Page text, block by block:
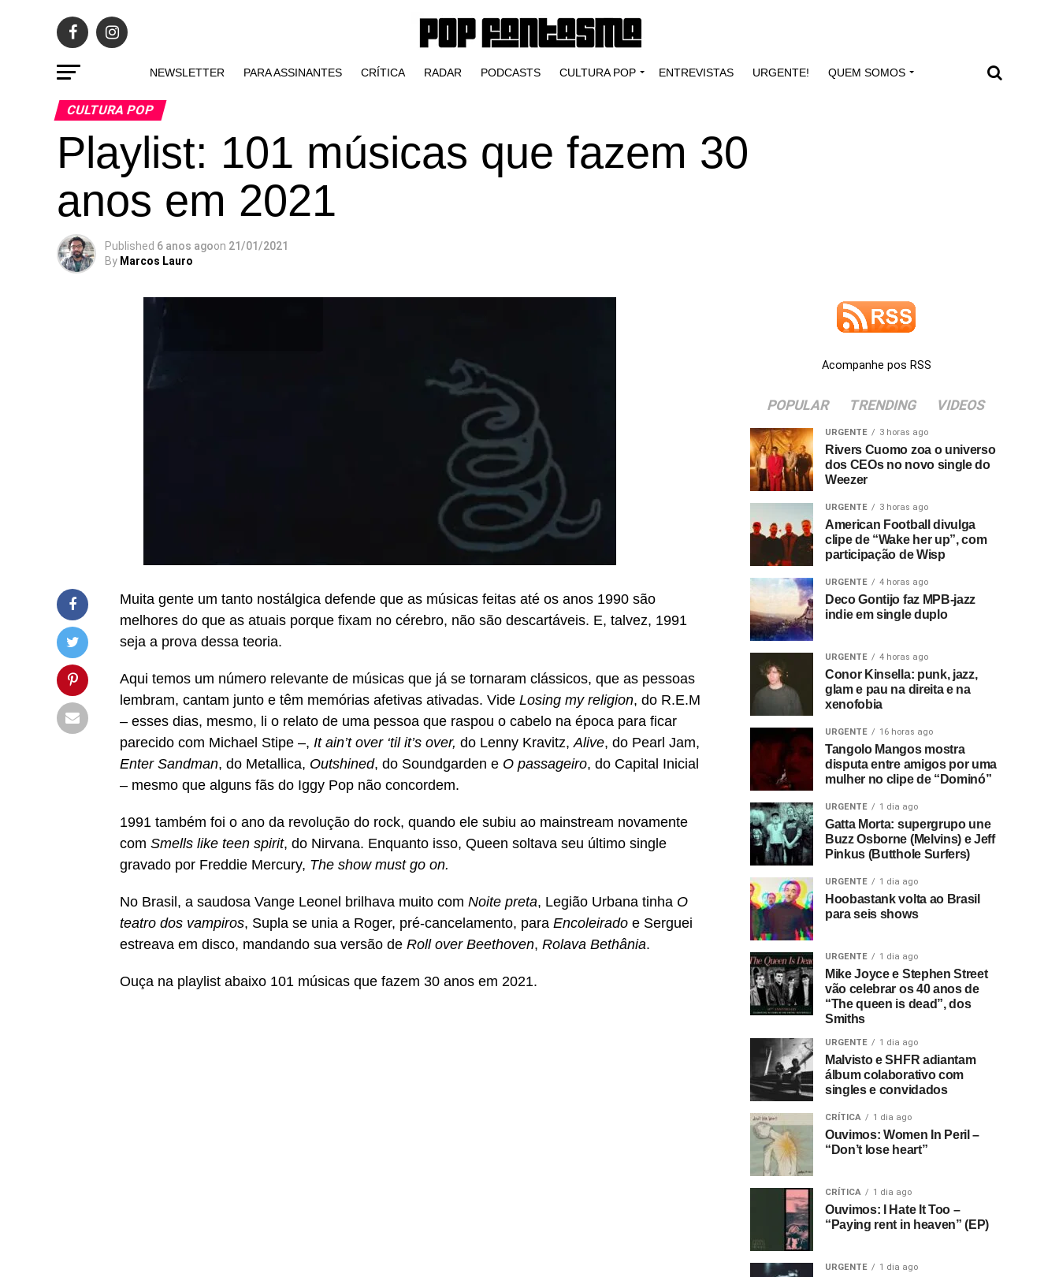
NEWSLETTER PARA ASSINANTES CRÍTICA RADAR PODCASTS CULTURA POP ENTREVISTAS URGENTE! QUEM SOMOS
CULTURA POP
Playlist: 101 músicas que fazem 30
anos em 2021
Published 6 anos agoon 21/01/2021
By Marcos Lauro
Muita gente um tanto nostálgica defende que as músicas feitas até os anos 1990 são
melhores do que as atuais porque fixam no cérebro, não são descartáveis. E, talvez, 1991
seja a prova dessa teoria.
Aqui temos um número relevante de músicas que já se tornaram clássicos, que as pessoas
lembram, cantam junto e têm memórias afetivas ativadas. Vide Losing my religion, do R.E.M
– esses dias, mesmo, li o relato de uma pessoa que raspou o cabelo na época para ficar
parecido com Michael Stipe –, It ain’t over ‘til it’s over, do Lenny Kravitz,Alive, do Pearl Jam,
Enter Sandman, do Metallica, Outshined, do Soundgarden e O passageiro, do Capital Inicial
– mesmo que alguns fãs do Iggy Pop não concordem.
1991 também foi o ano da revolução do rock, quando ele subiu ao mainstream novamente
com Smells like teen spirit, do Nirvana. Enquanto isso, Queen soltava seu último single
gravado por Freddie Mercury, The show must go on.
No Brasil, a saudosa Vange Leonel brilhava muito com Noite preta, Legião Urbana tinha O
teatro dos vampiros, Supla se unia a Roger, pré-cancelamento, para Encoleirado e Serguei
estreava em disco, mandando sua versão de Roll over Beethoven, Rolava Bethânia.
Ouça na playlist abaixo 101 músicas que fazem 30 anos em 2021.
Acompanhe pos RSS
POPULAR TRENDING VIDEOS
URGENTE 3 horas ago
Rivers Cuomo zoa o universo
dos CEOs no novo single do
Weezer
URGENTE 3 horas ago
American Football divulga
clipe de “Wake her up”, com
participação de Wisp
URGENTE 4 horas ago
Deco Gontijo faz MPB-jazz
indie em single duplo
URGENTE 4 horas ago
Conor Kinsella: punk, jazz,
glam e pau na direita e na
xenofobia
URGENTE 16 horas ago
Tangolo Mangos mostra
disputa entre amigos por uma
mulher no clipe de “Dominó”
URGENTE 1 dia ago
Gatta Morta: supergrupo une
Buzz Osborne (Melvins) e Jeff
Pinkus (Butthole Surfers)
URGENTE 1 dia ago
Hoobastank volta ao Brasil
para seis shows
URGENTE 1 dia ago
Mike Joyce e Stephen Street
vão celebrar os 40 anos de
“The queen is dead”, dos
Smiths
URGENTE 1 dia ago
Malvisto e SHFR adiantam
álbum colaborativo com
singles e convidados
CRÍTICA 1 dia ago
Ouvimos: Women In Peril –
“Don’t lose heart”
CRÍTICA 1 dia ago
Ouvimos: I Hate It Too –
“Paying rent in heaven” (EP)
URGENTE 1 dia ago